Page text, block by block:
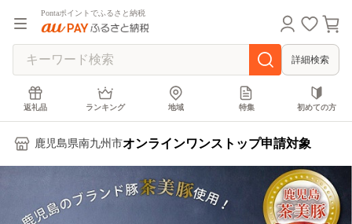
Pontaポイントでふるさと納税
詳細検索
返礼品 ランキング 地域 特集 初めての方
鹿児島県南九州市オンラインワンストップ申請対象